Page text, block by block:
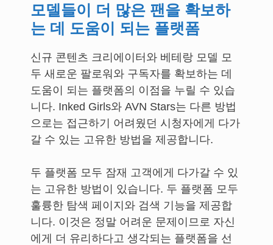
모델들이 더 많은 팬을 확보하
는 데 도움이 되는 플랫폼
신규 콘텐츠 크리에이터와 베테랑 모델 모
두 새로운 팔로워와 구독자를 확보하는 데
도움이 되는 플랫폼의 이점을 누릴 수 있습
니다. Inked Girls와 AVN Stars는 다른 방법
으로는 접근하기 어려웠던 시청자에게 다가
갈 수 있는 고유한 방법을 제공합니다.
두 플랫폼 모두 잠재 고객에게 다가갈 수 있
는 고유한 방법이 있습니다. 두 플랫폼 모두
훌륭한 탐색 페이지와 검색 기능을 제공합
니다. 이것은 정말 어려운 문제이므로 자신
에게 더 유리하다고 생각되는 플랫폼을 선